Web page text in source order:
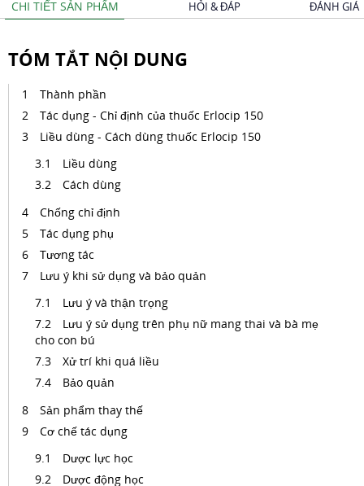
CHI TIẾT SẢN PHẨM HỎI & ĐÁP ĐÁNH GIÁ
TÓM TẮT NỘI DUNG
Thành phần
Tác dụng - Chỉ định của thuốc Erlocip 150
Liều dùng - Cách dùng thuốc Erlocip 150
Liều dùng
Cách dùng
Chống chỉ định
Tác dụng phụ
Tương tác
Lưu ý khi sử dụng và bảo quản
Lưu ý và thận trọng
Lưu ý sử dụng trên phụ nữ mang thai và bà mẹ
cho con bú
Xử trí khi quá liều
Bảo quản
Sản phẩm thay thế
Cơ chế tác dụng
Dược lực học
Dược động học